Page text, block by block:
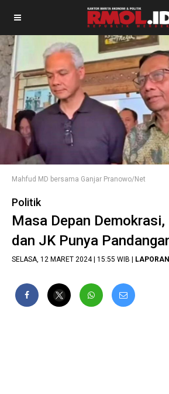
Mahfud MD bersama Ganjar Pranowo/Net
Politik
Masa Depan
dan JK Punya
SELASA, 12 MARET 2024 | 15:55 WIB | LAPORAN